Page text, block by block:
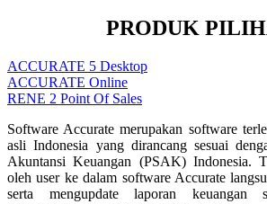
PRODUK
ACCURATE 5 Desktop
ACCURATE Online
RENE 2 Point Of Sales
Software Accurate merupakan software
asli Indonesia yang dirancang sesuai
Akuntansi Keuangan (PSAK) Indonesia.
oleh user ke dalam software Accurate
serta mengupdate laporan keuangan